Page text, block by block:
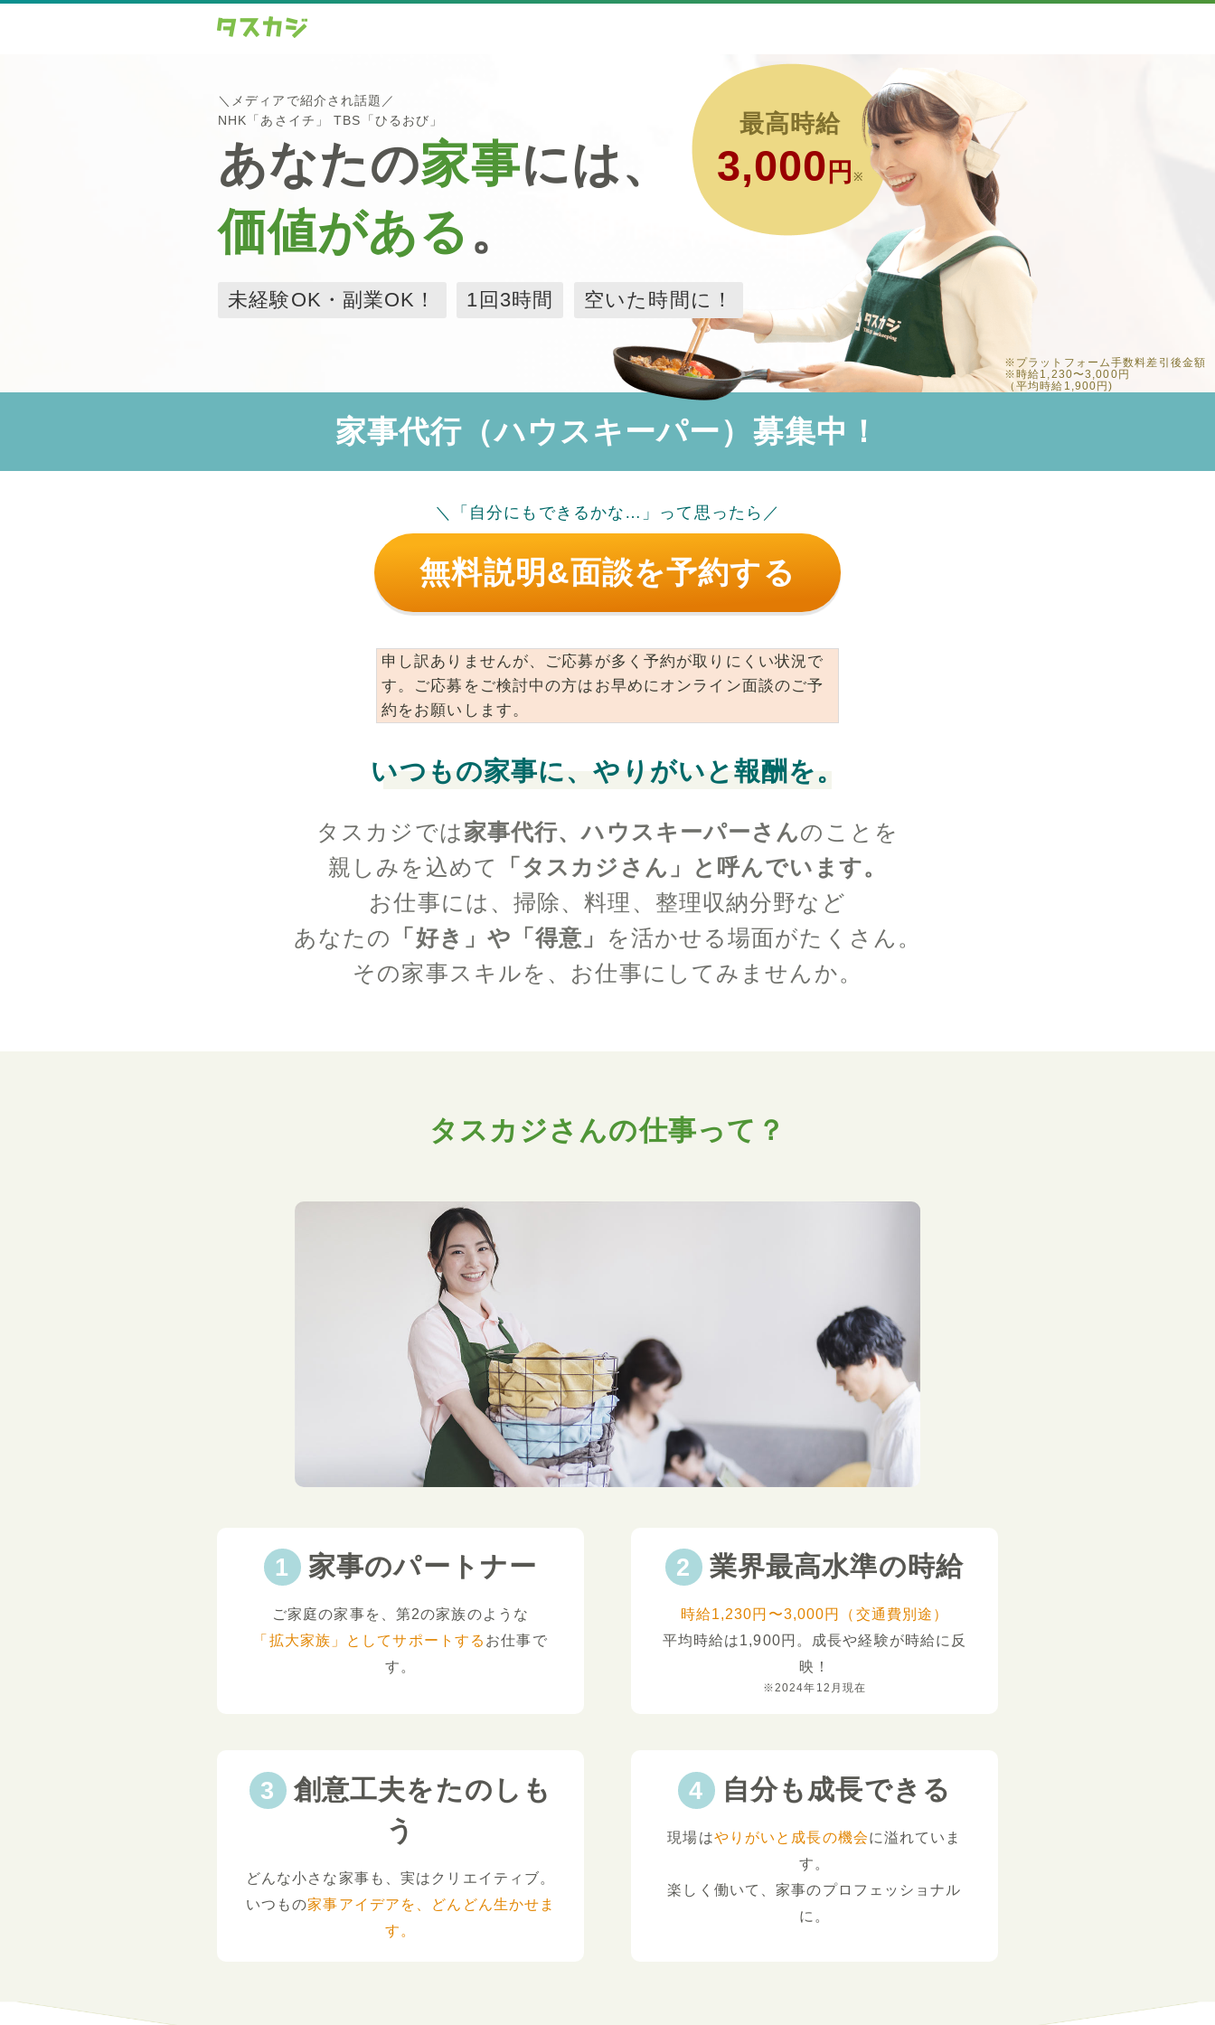
最高時給
3,000 円※
＼メディアで紹介され話題／
NHK「あさイチ」 TBS「ひるおび」
あなたの家事には、
価値がある 。
未経験OK・副業OK！ 1回3時間 空いた時間に！
※プラットフォーム手数料差引後金額
※時給1,230〜3,000円
（平均時給1,900円)
家事代行（ハウスキーパー）募集中！
＼「自分にもできるかな…」って思ったら／
無料説明&面談を予約する
申し訳ありませんが、ご応募が多く予約が取りにくい状況で
す。ご応募をご検討中の方はお早めにオンライン面談のご予
約をお願いします。
いつもの家事に、やりがいと報酬を。
タスカジでは家事代行、ハウスキーパーさんのことを
親しみを込めて
「タスカジさん」と呼んでいます。
お仕事には、掃除、料理、整理収納分野など
あなたの
「好き」や「得意」
を活かせる場面がたくさん。
その家事スキルを、お仕事にしてみませんか。
タスカジさんの仕事って？
家事のパートナー
ご家庭の家事を、第2の家族のような
「拡大家族」としてサポートする お仕事で
す。
業界最高水準の時給
時給1,230円〜3,000円（交通費別途）
平均時給は1,900円。
成長や経験が時給に反
映！
※2024年12月現在
創意工夫をたのしも
う
どんな小さな家事も、実はクリエイティブ。
いつもの家事アイデアを、どんどん生かせま
す。
自分も成長できる
現場はやりがいと成長の機会に溢れていま
す。
楽しく働いて、家事のプロフェッショナル
に。